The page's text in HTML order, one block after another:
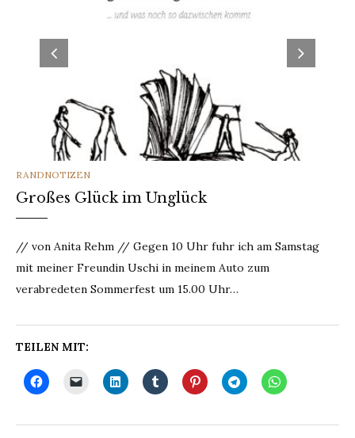
CATEGORIES
RANDNOTIZEN
Großes Glück im Unglück
// von Anita Rehm // Gegen 10 Uhr fuhr ich am Samstag
mit meiner Freundin Uschi in meinem Auto zum
verabredeten Sommerfest um 15.00 Uhr…
TEILEN MIT: